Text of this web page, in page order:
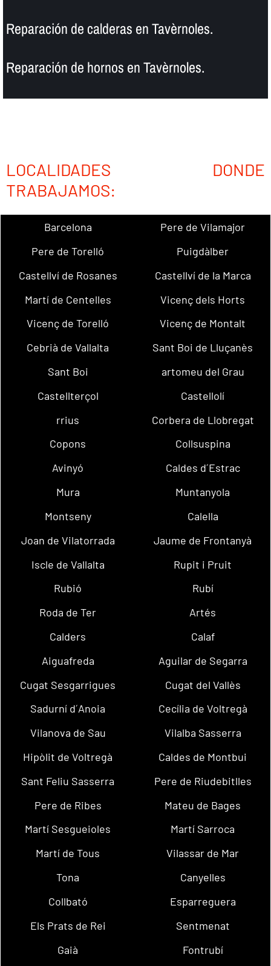
Reparación de calderas en Tavèrnoles.
Reparación de hornos en Tavèrnoles.
LOCALIDADES DONDE
TRABAJAMOS:
Barcelona
Pere de Vilamajor
Pere de Torelló
Puigdàlber
Castellví de Rosanes
Castellví de la Marca
Martí de Centelles
Vicenç dels Horts
Vicenç de Torelló
Vicenç de Montalt
Cebrià de Vallalta
Sant Boi de Lluçanès
Sant Boi
artomeu del Grau
Castellterçol
Castellolí
rrius
Corbera de Llobregat
Copons
Collsuspina
Avinyó
Caldes d´Estrac
Mura
Muntanyola
Montseny
Calella
Joan de Vilatorrada
Jaume de Frontanyà
Iscle de Vallalta
Rupit i Pruit
Rubió
Rubí
Roda de Ter
Artés
Calders
Calaf
Aiguafreda
Aguilar de Segarra
Cugat Sesgarrigues
Cugat del Vallès
Sadurní d´Anoia
Cecília de Voltregà
Vilanova de Sau
Vilalba Sasserra
Hipòlit de Voltregà
Caldes de Montbui
Sant Feliu Sasserra
Pere de Riudebitlles
Pere de Ribes
Mateu de Bages
Martí Sesgueioles
Martí Sarroca
Martí de Tous
Vilassar de Mar
Tona
Canyelles
Collbató
Esparreguera
Els Prats de Rei
Sentmenat
Gaià
Fontrubí